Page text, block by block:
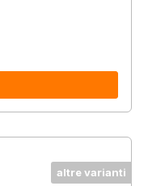
altre varianti